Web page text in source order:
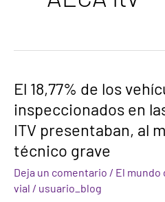
El 18,77% de los
inspeccionados en
ITV presentaban, al
técnico grave
Deja un comentario / El mundo
vial / usuario_blog
El
18,77%
de
vehículos
inspeccionados
en
las
estaciones
de